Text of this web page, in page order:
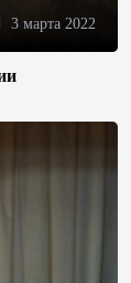
3 марта 2022